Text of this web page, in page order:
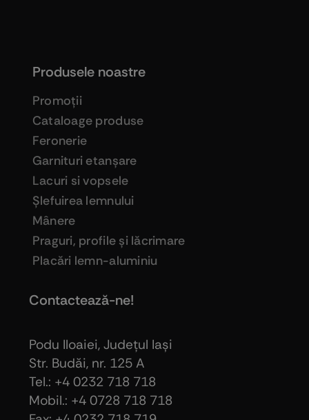
Produsele noastre
Promoţii
Cataloage produse
Feronerie
Garnituri etanşare
Lacuri si vopsele
Şlefuirea lemnului
Mânere
Praguri, profile şi lăcrimare
Placări lemn-aluminiu
Contactează-ne!
Podu Iloaiei, Judeţul Iaşi
Str. Budăi, nr. 125 A
Tel.: +4 0232 718 718
Mobil.: +4 0728 718 718